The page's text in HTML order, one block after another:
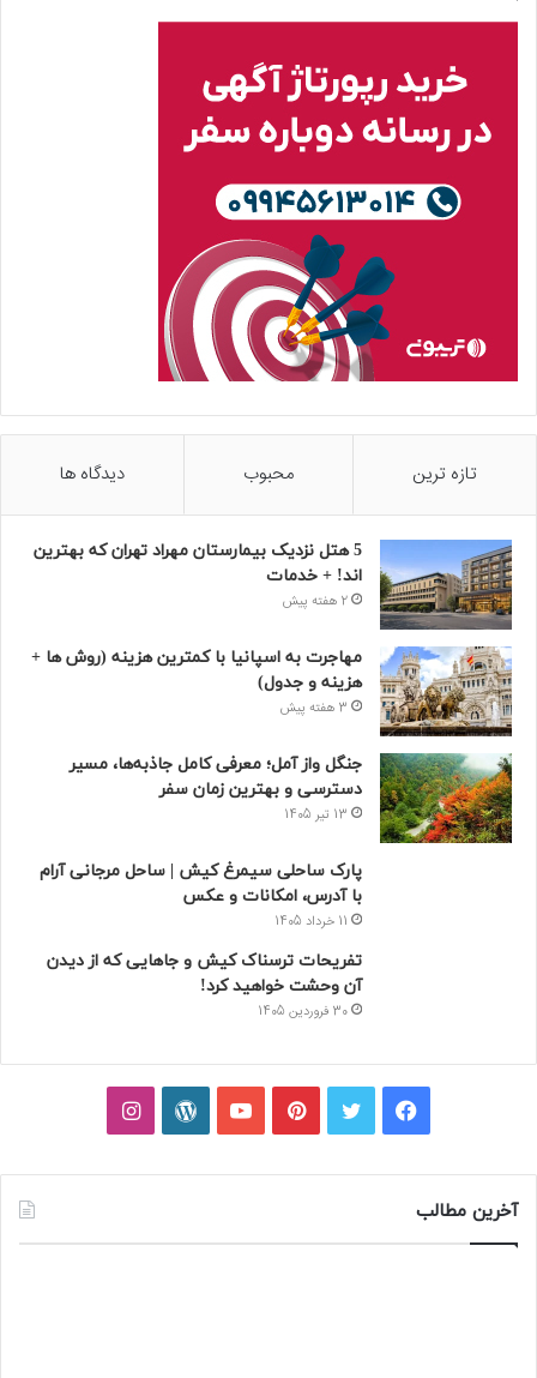
تازه ترین محبوب دیدگاه ها
5 هتل نزدیک بیمارستان مهراد تهران که بهترین‌
اند! + خدمات
2 هفته پیش
مهاجرت به اسپانیا با کمترین هزینه (روش ها +
هزینه و جدول)
3 هفته پیش
جنگل واز آمل؛ معرفی کامل جاذبه‌ها، مسیر
دسترسی و بهترین زمان سفر
13 تیر 1405
پارک ساحلی سیمرغ کیش | ساحل مرجانی آرام
با آدرس، امکانات و عکس
11 خرداد 1405
تفریحات ترسناک کیش و جاهایی که از دیدن
آن وحشت خواهید کرد!
30 فروردین 1405
فیسبوکتوییترپینتریستیوتیوبوردپرساینستاگرام
آخرین مطالب